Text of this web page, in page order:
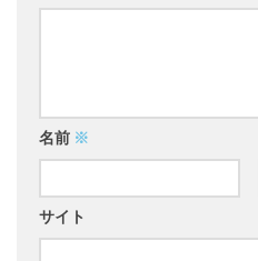
名前 ※
サイト